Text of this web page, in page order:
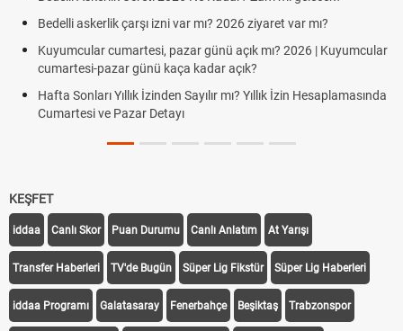
Bedelli askerlik çarşı izni var mı? 2026 ziyaret var mı?
Kuyumcular cumartesi, pazar günü açık mı? 2026 | Kuyumcular
cumartesi-pazar günü kaça kadar açık?
Hafta Sonları Yıllık İzinden Sayılır mı? Yıllık İzin Hesaplamasında
Cumartesi ve Pazar Detayı
KEŞFET
iddaa Canlı Skor Puan Durumu Canlı Anlatım At Yarışı
Transfer Haberleri TV'de Bugün Süper Lig Fikstür Süper Lig Haberleri
iddaa Programı Galatasaray Fenerbahçe Beşiktaş Trabzonspor